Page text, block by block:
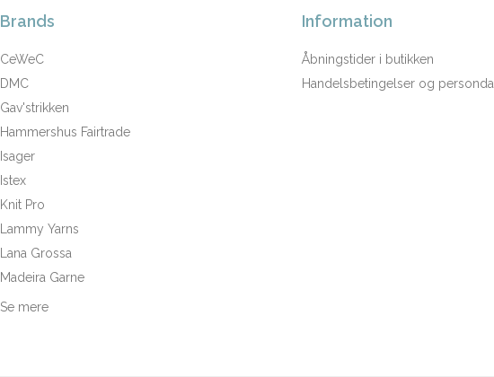
Brands
CeWeC
DMC
Gav'strikken
Hammershus Fairtrade
Isager
Istex
Knit Pro
Lammy Yarns
Lana Grossa
Madeira Garne
Se mere
Information
Åbningstider i butikken
Handelsbetingelser og